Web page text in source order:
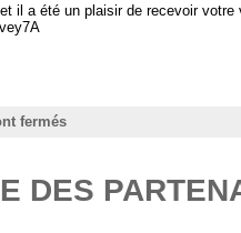
il a été un plaisir de recevoir
fermés
DES